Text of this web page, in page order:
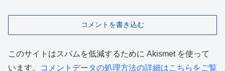
コメントを書き込む
このサイトはスパムを低減するために Akismet を使って
います。
コメントデータの処理方法の詳細はこちらをご覧